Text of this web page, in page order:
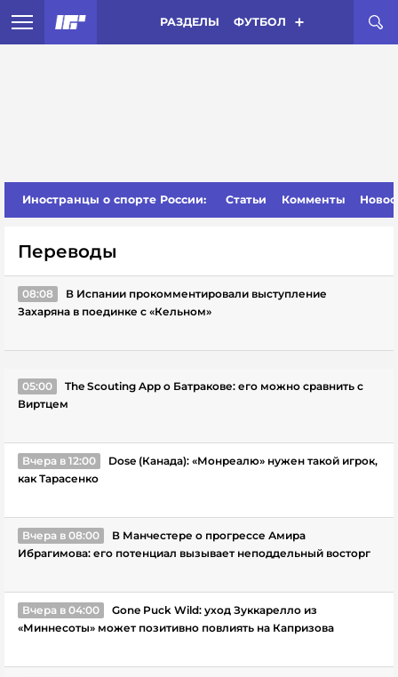
РАЗДЕЛЫ ФУТБОЛ
Иностранцы о спорте России: Статьи Комменты
Переводы
08:08
В Испании прокомментировали выступление
Захаряна в поединке с «Кельном»
05:00
The Scouting App о Батракове: его можно сравнить с
Виртцем
Вчера в 12:00
Dose (Канада): «Монреалю» нужен такой игрок,
как Тарасенко
Вчера в 08:00
В Манчестере о прогрессе Амира
Ибрагимова: его потенциал вызывает неподдельный восторг
Вчера в 04:00
Gone Puck Wild: уход Зуккарелло из
«Миннесоты» может позитивно повлиять на Капризова